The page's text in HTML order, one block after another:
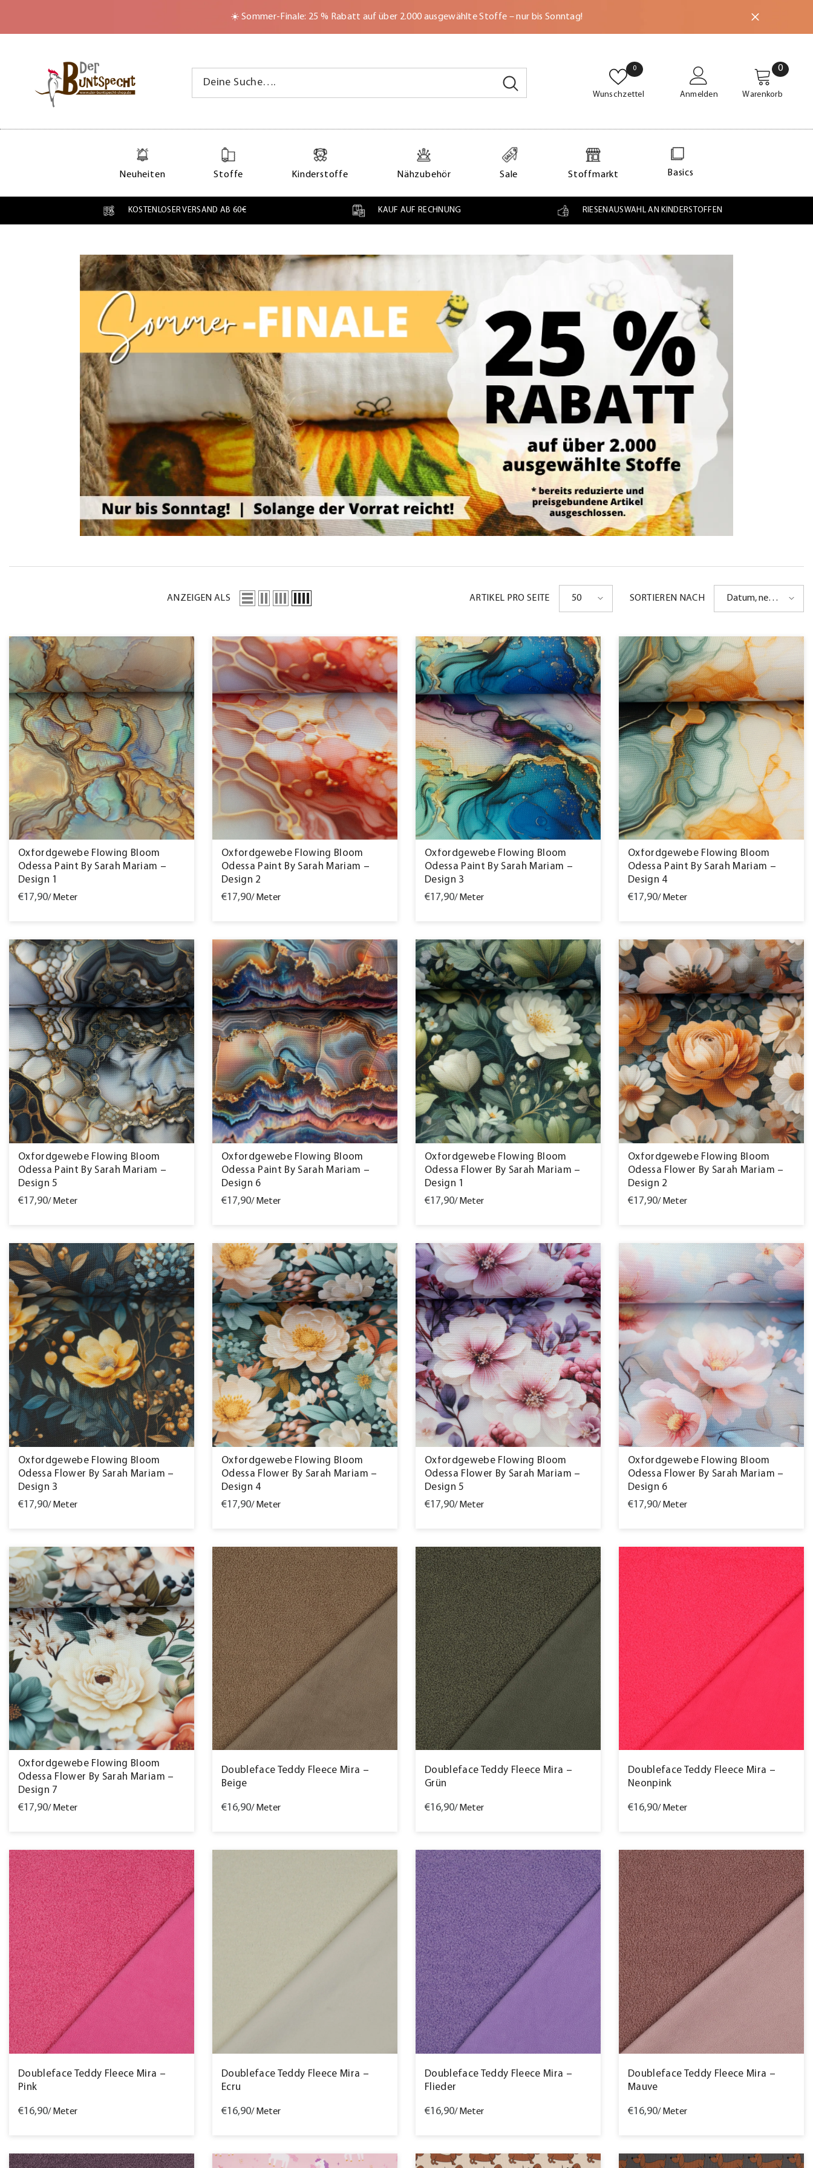
☀️ Sommer-Finale: 25 % Rabatt auf über 2.000 ausgewählte Stoffe – nur bis Sonntag!
Wunschzettel
0Wunschzettel
0
Anmelden Warenkorb
00
Neuheiten Stoffe Kinderstoffe Nähzubehör Sale Stoffmarkt Basics
KOSTENLOSER VERSAND AB 60€ KAUF AUF RECHNUNG RIESENAUSWAHL AN KINDERSTOFFEN
ANZEIGEN ALS ARTIKEL PRO SEITE 50 SORTIEREN NACH
Datum, neu
Oxfordgewebe Flowing Bloom
Odessa Paint By Sarah Mariam –
Design 1
€17,90/ Meter
Oxfordgewebe Flowing Bloom
Odessa Paint By Sarah Mariam –
Design 2
€17,90/ Meter
Oxfordgewebe Flowing Bloom
Odessa Paint By Sarah Mariam –
Design 3
€17,90/ Meter
Oxfordgewebe Flowing Bloom
Odessa Paint By Sarah Mariam –
Design 4
€17,90/ Meter
Oxfordgewebe Flowing Bloom
Odessa Paint By Sarah Mariam –
Design 5
€17,90/ Meter
Oxfordgewebe Flowing Bloom
Odessa Paint By Sarah Mariam –
Design 6
€17,90/ Meter
Oxfordgewebe Flowing Bloom
Odessa Flower By Sarah Mariam –
Design 1
€17,90/ Meter
Oxfordgewebe Flowing Bloom
Odessa Flower By Sarah Mariam –
Design 2
€17,90/ Meter
Oxfordgewebe Flowing Bloom
Odessa Flower By Sarah Mariam –
Design 3
€17,90/ Meter
Oxfordgewebe Flowing Bloom
Odessa Flower By Sarah Mariam –
Design 4
€17,90/ Meter
Oxfordgewebe Flowing Bloom
Odessa Flower By Sarah Mariam –
Design 5
€17,90/ Meter
Oxfordgewebe Flowing Bloom
Odessa Flower By Sarah Mariam –
Design 6
€17,90/ Meter
Oxfordgewebe Flowing Bloom
Odessa Flower By Sarah Mariam –
Design 7
€17,90/ Meter
Doubleface Teddy Fleece Mira –
Beige
€16,90/ Meter
Doubleface Teddy Fleece Mira –
Grün
€16,90/ Meter
Doubleface Teddy Fleece Mira –
Neonpink
€16,90/ Meter
Doubleface Teddy Fleece Mira –
Pink
€16,90/ Meter
Doubleface Teddy Fleece Mira –
Ecru
€16,90/ Meter
Doubleface Teddy Fleece Mira –
Flieder
€16,90/ Meter
Doubleface Teddy Fleece Mira –
Mauve
€16,90/ Meter